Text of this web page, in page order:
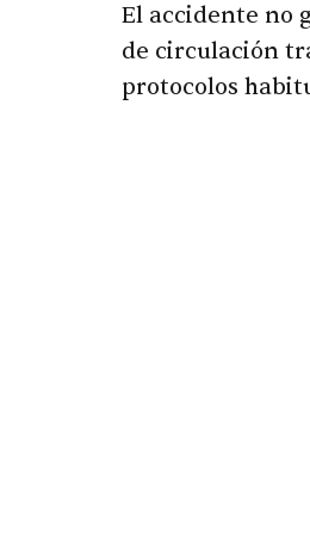
El accidente no
de circulación
protocolos